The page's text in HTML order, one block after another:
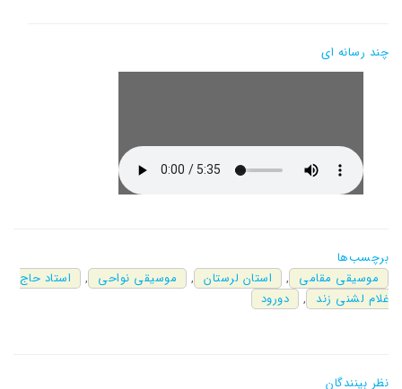
چند رسانه ای
برچسب‌ها
موسیقی مقامی
, استان لرستان , موسیقی نواحی ,
استاد حاج
غلام لشنی زند
, دورود
نظر بینندگان